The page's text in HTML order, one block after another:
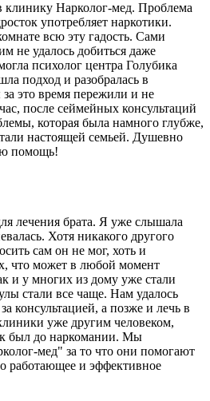
клинику Нарколог-мед. Проблема
употребляет наркотики.
всю эту гадость. Сами
не удалось добиться даже
психолог центра Голубика
подход и разобралась в
это время пережили и не
после сеймейных консультаций
которая была намного глубже,
настоящей семьей. Душевно
помощь!
лечения брата. Я уже слышала
Хотя никакого другого
сам он не мог, хоть и
что может в любой момент
и у многих из дому уже стали
стали все чаще. Нам удалось
консультацией, а позже и лечь в
уже другим человеком,
был до наркомании. Мы
мед" за то что они помогают
работающее и эффективное